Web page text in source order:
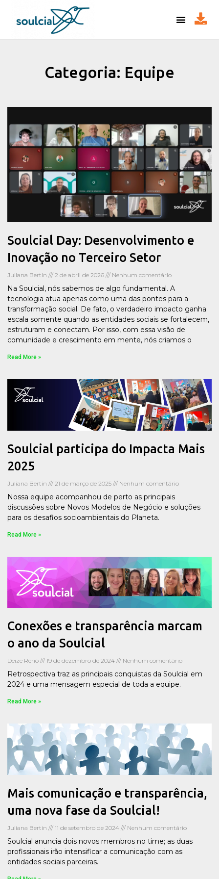
Categoria: Equipe
Soulcial Day: Desenvolvimento e
Inovação no Terceiro Setor
Juliana Bertin 2 de abril de 2026 Nenhum comentário
Na Soulcial, nós sabemos de algo fundamental. A
tecnologia atua apenas como uma das pontes para a
transformação social. De fato, o verdadeiro impacto ganha
escala somente quando as entidades sociais se fortalecem,
estruturam e conectam. Por isso, com essa visão de
comunidade e crescimento em mente, nós criamos o
Read More »
Soulcial participa do Impacta Mais
2025
Juliana Bertin 21 de março de 2025 Nenhum comentário
Nossa equipe acompanhou de perto as principais
discussões sobre Novos Modelos de Negócio e soluções
para os desafios socioambientais do Planeta.
Read More »
Conexões e transparência marcam
o ano da Soulcial
Deize Renó 19 de dezembro de 2024 Nenhum comentário
Retrospectiva traz as principais conquistas da Soulcial em
2024 e uma mensagem especial de toda a equipe.
Read More »
Mais comunicação e transparência,
uma nova fase da Soulcial!
Juliana Bertin 11 de setembro de 2024 Nenhum comentário
Soulcial anuncia dois novos membros no time; as duas
profissionais irão intensificar a comunicação com as
entidades sociais parceiras.